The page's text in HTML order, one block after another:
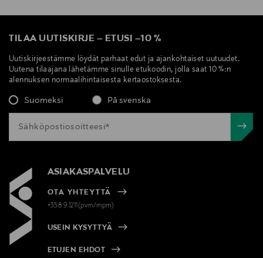
TILAA UUTISKIRJE – ETUSI –10 %
Uutiskirjeestämme löydät parhaat edut ja ajankohtaiset uutuudet.
Uutena tilaajana lähetämme sinulle etukoodin, jolla saat 10 %:n
alennuksen normaalihintaisesta kertaostoksesta.
Suomeksi På svenska
ASIAKASPALVELU
OTA YHTEYTTÄ
+358 9 1211(pvm/mpm)
USEIN KYSYTTYÄ
ETUJEN EHDOT